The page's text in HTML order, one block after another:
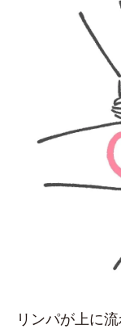
リンパが上に